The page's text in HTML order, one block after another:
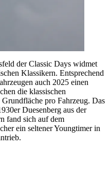
der Classic Days widmet
Klassikern. Entsprechend
auch 2025 einen
die klassischen
pro Fahrzeug. Das
Duesenberg aus der
fand sich auf dem
ein seltener Youngtimer in